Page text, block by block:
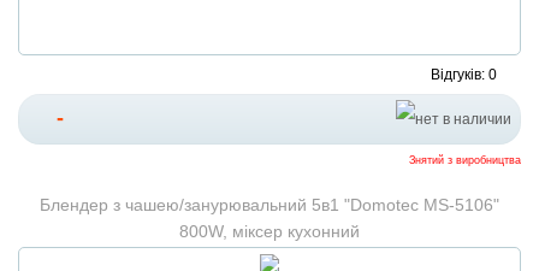
Відгуків: 0
-
Знятий з виробництва
Блендер з чашею/занурювальний 5в1 "Domotec MS-5106"
800W, міксер кухонний